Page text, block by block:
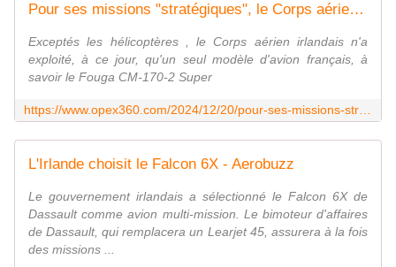
Pour ses missions "stratégiques", le Corps aérien irlandais a commandé un Falcon 6X auprès de Dassault Aviation - Zone Militaire
Exceptés les hélicoptères , le Corps aérien irlandais n'a
exploité, à ce jour, qu'un seul modèle d'avion français, à
savoir le Fouga CM-170-2 Super
L'Irlande choisit le Falcon 6X - Aerobuzz
Le gouvernement irlandais a sélectionné le Falcon 6X de
Dassault comme avion multi-mission. Le bimoteur d'affaires
de Dassault, qui remplacera un Learjet 45, assurera à la fois
des missions ...